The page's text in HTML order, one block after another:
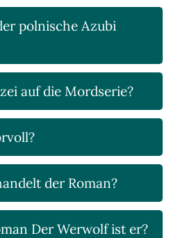
polnische Azubi
auf die Mordserie?
der Roman?
Der Werwolf ist er?